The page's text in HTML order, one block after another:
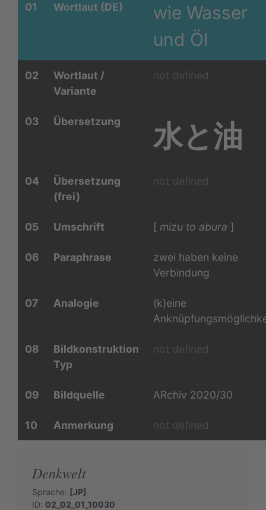
01 Wortlaut (DE)
wie Wasser
und Öl
02
Wortlaut /
Variante
not defined
03 Übersetzung 水と油
04
Übersetzung
(frei)
not defined
05 Umschrift [ mizu to abura ]
06 Paraphrase
zwei haben keine
Verbindung
07 Analogie
(k)eine
08
Bildkonstruktion
Typ
not defined
09 Bildquelle ARchiv 2020/30
10 Anmerkung not defined
Denkwelt
Sprache: [JP]
ID: 02_02_01_10030